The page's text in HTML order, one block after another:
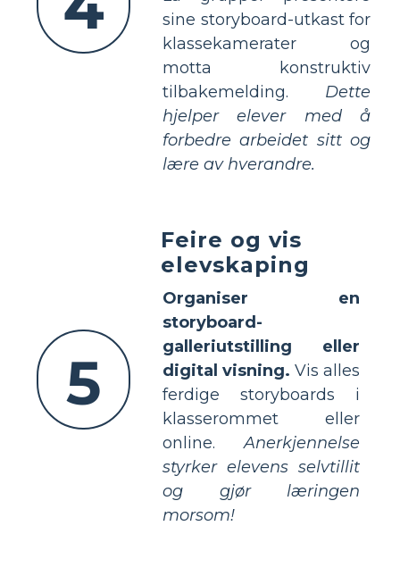
sine storyboard-utkast for
klassekamerater og
motta konstruktiv
tilbakemelding. Dette
hjelper elever med å
forbedre arbeidet sitt og
lære av hverandre.
5
Feire og vis
elevskaping
Organiser en
storyboard-
galleriutstilling eller
digital visning. Vis alles
ferdige storyboards i
klasserommet eller
online.Anerkjennelse
styrker elevens selvtillit
og gjør læringen
morsom!